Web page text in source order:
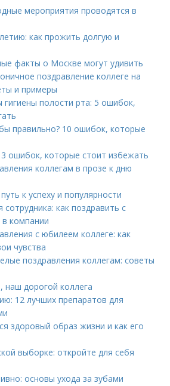
мероприятия проводятся в
как прожить долгую и
факты о Москве могут удивить
поздравление коллеге на
и примеры
полости рта: 5 ошибок,
правильно? 10 ошибок, которые
ошибок, которые стоит избежать
коллегам в прозе к дню
к успеху и популярности
как поздравить с
компании
с юбилеем коллеге: как
чувства
поздравления коллегам: советы
дорогой коллега
12 лучших препаратов для
здоровый образ жизни и как его
выборке: откройте для себя
основы ухода за зубами